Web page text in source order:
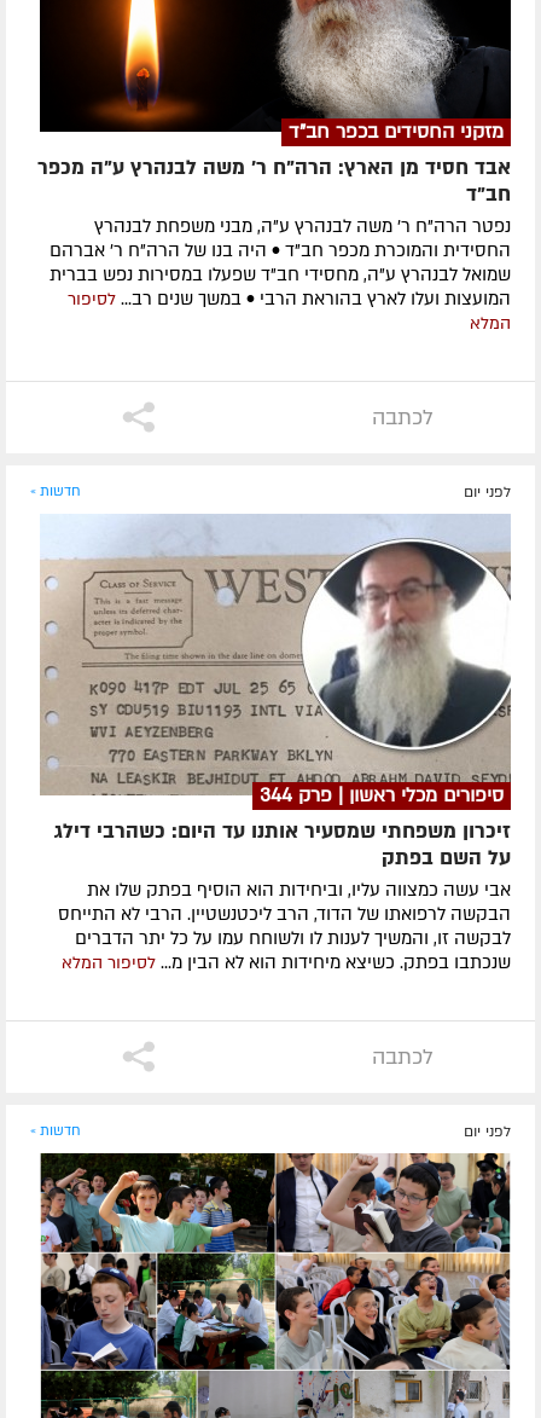
מזקני החסידים בכפר חב"ד
אבד חסיד מן הארץ: הרה"ח ר' משה לבנהרץ ע"ה מכפר
חב"ד
נפטר הרה"ח ר' משה לבנהרץ ע"ה, מבני משפחת לבנהרץ
החסידית והמוכרת מכפר חב"ד • היה בנו של הרה"ח ר' אברהם
שמואל לבנהרץ ע"ה, מחסידי חב"ד שפעלו במסירות נפש בברית
המועצות ועלו לארץ בהוראת הרבי • במשך שנים רב... לסיפור
המלא
לכתבה
לפני יום חדשות »
סיפורים מכלי ראשון | פרק 344
זיכרון משפחתי שמסעיר אותנו עד היום: כשהרבי דילג
על השם בפתק
אבי עשה כמצווה עליו, וביחידות הוא הוסיף בפתק שלו את
הבקשה לרפואתו של הדוד, הרב ליכטנשטיין. הרבי לא התייחס
לבקשה זו, והמשיך לענות לו ולשוחח עמו על כל יתר הדברים
שנכתבו בפתק. כשיצא מיחידות הוא לא הבין מ... לסיפור המלא
לכתבה
לפני יום חדשות »